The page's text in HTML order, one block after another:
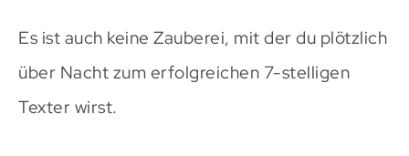
Es ist auch keine Zauberei, mit der du plötzlich
über Nacht zum erfolgreichen 7-stelligen
Texter wirst.